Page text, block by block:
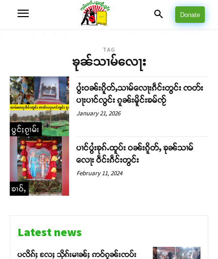
Donate
TAG
ၶုၼ်သၢမ်လေႃး
ပွင်ႈၵႂၢမ်း
ပွႆးဝၼ်းၵိူတ်ႇသၢမ်လေႃးၵဵင်းတွင်း ၸတ်း
ပႃးပၢင်လွင်း ၵူၼ်းမိူင်းၶမ်ၸႂ်
January 21, 2026
ၶၢဝ်ႇ
ပၢင်ပွႆးၶုၵ်ႉထူပ်း ဝၼ်းၵိူတ်ႇ ၶုၼ်သၢမ်
လေႃး ဝဵင်းၵဵင်းတွင်း
February 11, 2024
Latest news
ပလိၵ်ႈ လႄႈ သိုၵ်းမၢၼ်ႈ ဢဝ်ၵူၼ်းၸပ်း